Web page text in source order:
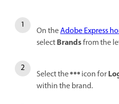
On theAdobe Express
selectBrandsfrom the
Select the icon for
within the brand.